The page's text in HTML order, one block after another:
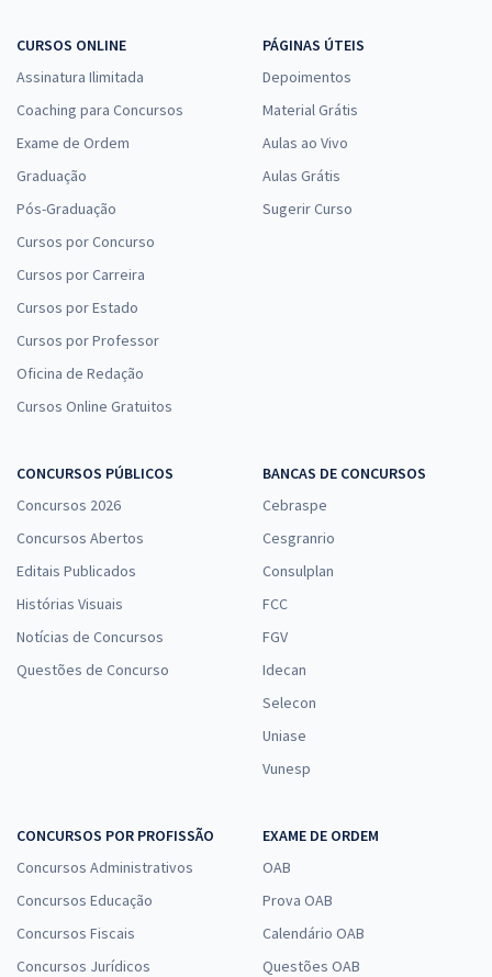
CURSOS ONLINE
Assinatura Ilimitada
Coaching para Concursos
Exame de Ordem
Graduação
Pós-Graduação
Cursos por Concurso
Cursos por Carreira
Cursos por Estado
Cursos por Professor
Oficina de Redação
Cursos Online Gratuitos
PÁGINAS ÚTEIS
Depoimentos
Material Grátis
Aulas ao Vivo
Aulas Grátis
Sugerir Curso
CONCURSOS PÚBLICOS
Concursos 2026
Concursos Abertos
Editais Publicados
Histórias Visuais
Notícias de Concursos
Questões de Concurso
BANCAS DE CONCURSOS
Cebraspe
Cesgranrio
Consulplan
FCC
FGV
Idecan
Selecon
Uniase
Vunesp
CONCURSOS POR PROFISSÃO
Concursos Administrativos
Concursos Educação
Concursos Fiscais
Concursos Jurídicos
EXAME DE ORDEM
OAB
Prova OAB
Calendário OAB
Questões OAB